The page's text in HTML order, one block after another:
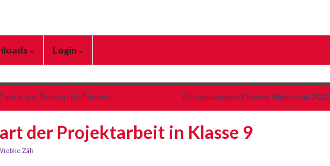
Login
setzt ein Zeichen für Frieden Elternakademie Oberes Wiesental 2022
der Projektarbeit in Klasse 9
Zäh